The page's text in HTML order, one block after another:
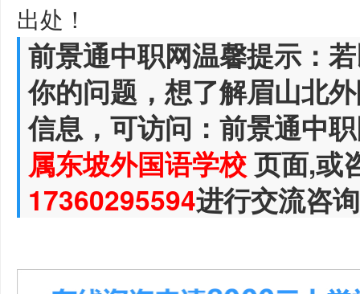
出处！
前景通中职网温馨提示：
你的问题，想了解眉山北
信息，可访问：前景通中
属东坡外国语学校页面,或
17360295594进行交流咨